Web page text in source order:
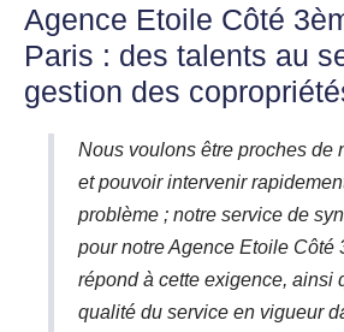
Agence Etoile Côté
Paris : des talents au
gestion des
Nous voulons être proches de
et pouvoir intervenir
problème ; notre service de
pour notre Agence Etoile Côté
répond à cette exigence, ainsi
qualité du service en vigueur